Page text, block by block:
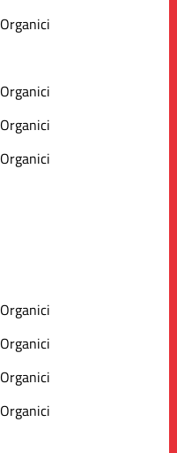
Organici
Organici
Organici
Organici
Organici
Organici
Organici
Organici